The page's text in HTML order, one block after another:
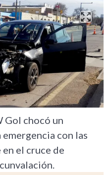
Gol chocó un
con las
en el cruce de